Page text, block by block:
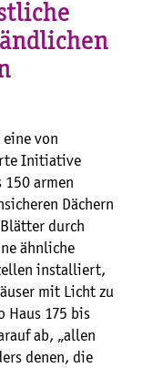
von
Initiative
150 armen
Dächern
durch
ähnliche
installiert,
mit Licht zu
Haus 175 bis
ab, „allen
denen, die